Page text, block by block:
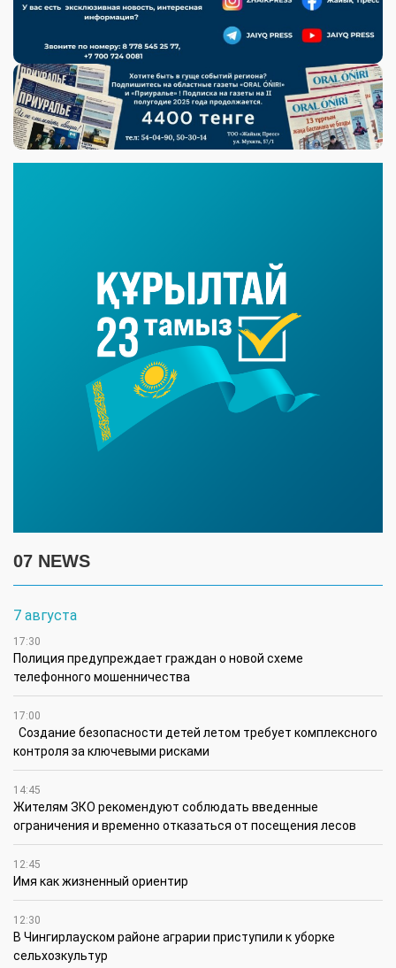
07 NEWS
7 августа
17:30
Полиция предупреждает граждан о новой схеме
телефонного мошенничества
17:00
Создание безопасности детей летом требует комплексного
контроля за ключевыми рисками
14:45
Жителям ЗКО рекомендуют соблюдать введенные
ограничения и временно отказаться от посещения лесов
12:45
Имя как жизненный ориентир
12:30
В Чингирлауском районе аграрии приступили к уборке
сельхозкультур